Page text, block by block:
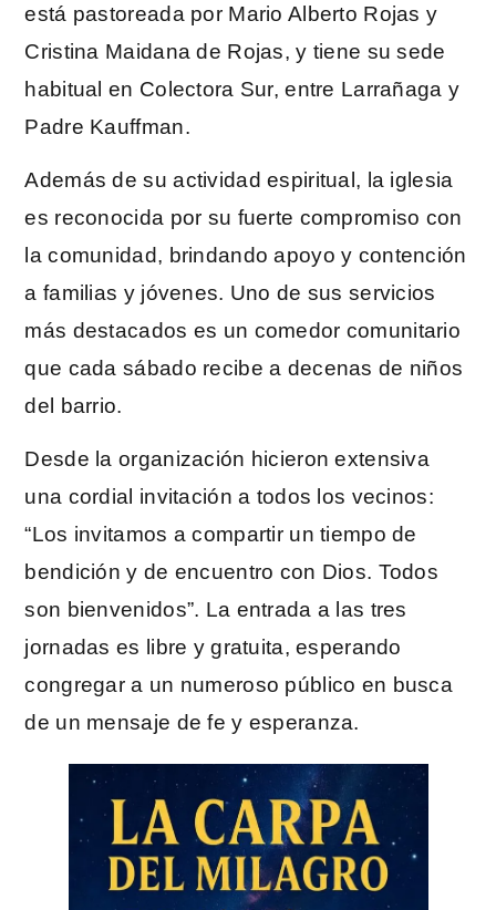
está pastoreada por Mario Alberto Rojas y
Cristina Maidana de Rojas, y tiene su sede
habitual en Colectora Sur, entre Larrañaga y
Padre Kauffman.
Además de su actividad espiritual, la iglesia
es reconocida por su fuerte compromiso con
la comunidad, brindando apoyo y contención
a familias y jóvenes. Uno de sus servicios
más destacados es un comedor comunitario
que cada sábado recibe a decenas de niños
del barrio.
Desde la organización hicieron extensiva
una cordial invitación a todos los vecinos:
“Los invitamos a compartir un tiempo de
bendición y de encuentro con Dios. Todos
son bienvenidos”. La entrada a las tres
jornadas es libre y gratuita, esperando
congregar a un numeroso público en busca
de un mensaje de fe y esperanza.